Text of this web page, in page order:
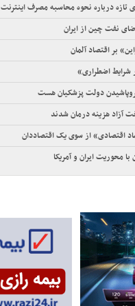
تازه درباره نحوه محاسبه مصرف اینترنت
نفت چین از ایران
بر اقتصاد آلمان
شرایط اضطراری»
دولت پزشکیان هست
آزاد هزینه درمان شدند
اقتصادی» از سوی یک اقتصاددان